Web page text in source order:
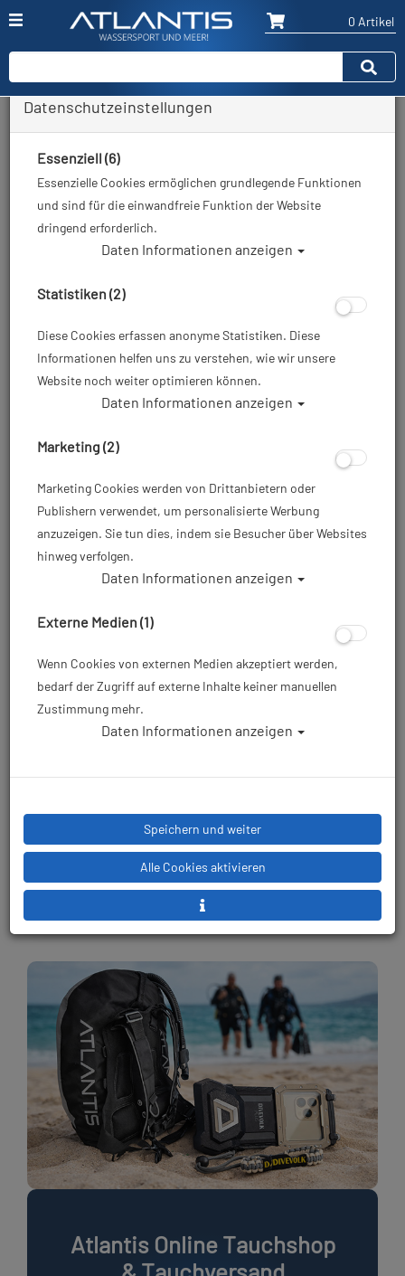
0 Artikel
Atlantis Online Tauchshop
Datenschutzeinstellungen
Essenziell (6)
Essenzielle Cookies ermöglichen grundlegende Funktionen
und sind für die einwandfreie Funktion der Website
dringend erforderlich.
Daten Informationen anzeigen
Statistiken (2)
Diese Cookies erfassen anonyme Statistiken. Diese
Informationen helfen uns zu verstehen, wie wir unsere
Website noch weiter optimieren können.
Daten Informationen anzeigen
Marketing (2)
Marketing Cookies werden von Drittanbietern oder
Publishern verwendet, um personalisierte Werbung
anzuzeigen. Sie tun dies, indem sie Besucher über Websites
hinweg verfolgen.
Daten Informationen anzeigen
Externe Medien (1)
Wenn Cookies von externen Medien akzeptiert werden,
bedarf der Zugriff auf externe Inhalte keiner manuellen
Zustimmung mehr.
Daten Informationen anzeigen
Speichern und weiter
Alle Cookies aktivieren